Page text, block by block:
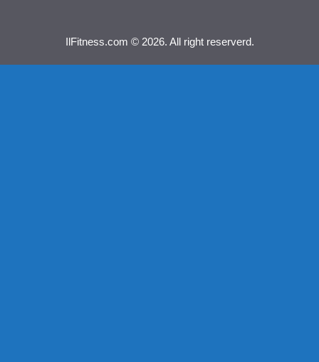
IlFitness.com © 2026. All right reserverd.